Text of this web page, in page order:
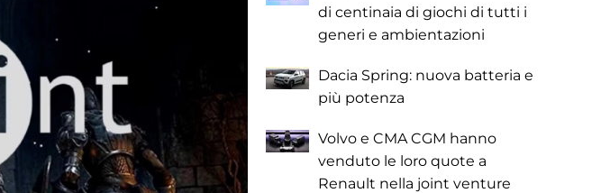
di centinaia di giochi di tutti i
generi e ambientazioni
Dacia Spring: nuova batteria e
più potenza
Volvo e CMA CGM hanno
venduto le loro quote a
Renault nella joint venture